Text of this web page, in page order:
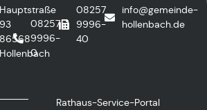
Hauptstraße
93
86568
Hollenbach
08257
9996-
0
08257
9996-
40
info@gemeinde-
hollenbach.de
Rathaus-Service-Portal